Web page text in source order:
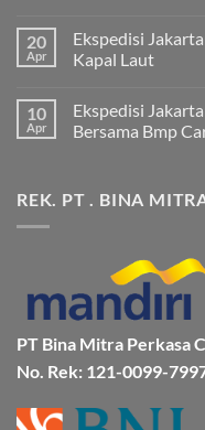
komentar
pada
Ekspedisi
Murah
dan
Terpercaya
Jakarta
ke
20
Apr
Ekspedisi
Kapal Laut
komentar
pada
Ekspedisi
Bitung
Lebih
10
Apr
Ekspedisi
Bersama Bmp
pada
Ekspedisi
&
Aman
Bersama
Bmp
Cargo
REK. PT . BINA
PT Bina Mitra Perkasa
No. Rek: 121-0099-